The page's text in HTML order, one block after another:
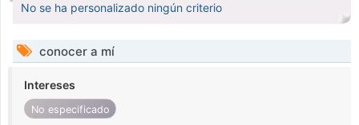
No se ha personalizado ningún criterio
conocer a mí
Intereses
No especificado